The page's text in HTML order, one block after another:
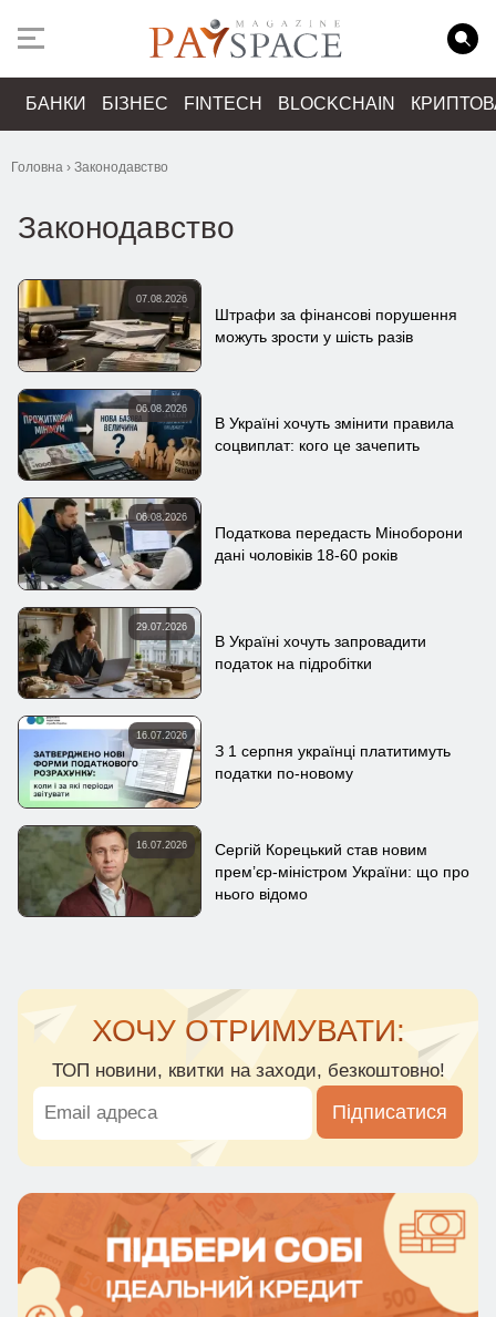
БАНКИ БІЗНЕС FINTECH BLOCKCHAIN
Головна › Законодавство
Законодавство
07.08.2026
Штрафи за фінансові порушення
можуть зрости у шість разів
06.08.2026
В Україні хочуть змінити правила
соцвиплат: кого це зачепить
06.08.2026
Податкова передасть Міноборони
дані чоловіків 18-60 років
29.07.2026
В Україні хочуть запровадити
податок на підробітки
16.07.2026
З 1 серпня українці платитимуть
податки по-новому
16.07.2026
Сергій Корецький став новим
прем’єр-міністром України: що про
нього відомо
ХОЧУ ОТРИМУВАТИ:
ТОП новини, квитки на заходи, безкоштовно!
Підписатися